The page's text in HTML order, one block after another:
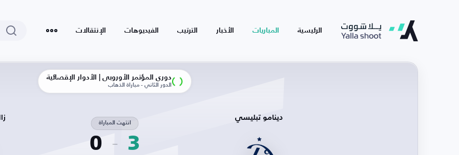
الرئيسية المباريات الأخبار الترتيب الفيديوهات الإنتقالات
دوري المؤتمر الأوروبي | الأدوار الإقصائية
الدور الثاني - مباراة الذهاب
دينامو تبليسي
3
انتهت المباراة
0